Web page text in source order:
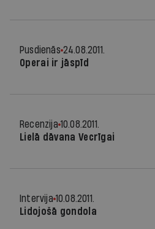
Pusdienās 24.08.2011.
Operai ir jāspīd
Recenzija 10.08.2011.
Lielā dāvana Vecrīgai
Intervija 10.08.2011.
Lidojošā gondola